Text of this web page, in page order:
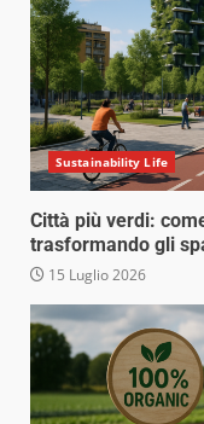
Sustainability Life
Città più verdi:
trasformando gli
15 Luglio 2026